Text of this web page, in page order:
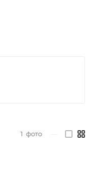
1 фото